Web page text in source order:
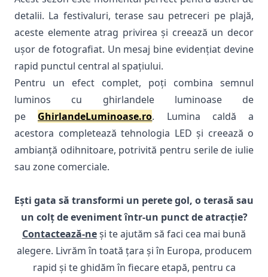
detalii. La festivaluri, terase sau petreceri pe plajă,
aceste elemente atrag privirea și creează un decor
ușor de fotografiat. Un mesaj bine evidențiat devine
rapid punctul central al spațiului.
Pentru un efect complet, poți combina semnul
luminos cu ghirlandele luminoase de
pe GhirlandeLuminoase.ro. Lumina caldă a
acestora completează tehnologia LED și creează o
ambianță odihnitoare, potrivită pentru serile de iulie
sau zone comerciale.
Ești gata să transformi un perete gol, o terasă sau
un colț de eveniment într-un punct de atracție?
Contactează-neși te ajutăm să faci cea mai bună
alegere. Livrăm în toată țara și în Europa, producem
rapid și te ghidăm în fiecare etapă, pentru ca